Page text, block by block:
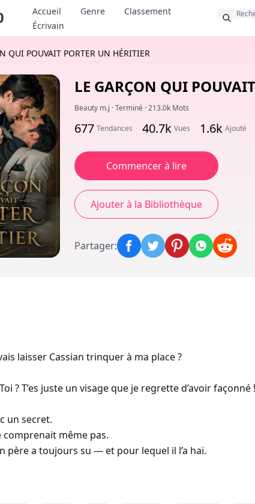
Accueil Genre
Classement
Écrivain
Bonus
QUI POUVAIT PORTER UN HÉRITIER
LE GARÇON QUI
Beauty m.j ·Terminé ·213.0k Mots
677 Tendances 40.7k Vues 1.6k Ajouté
Commencer à lire
Ajouter à la Bibliothèque
Partager:
laisser Cassian trinquer à ma place ?
? T’es juste un visage que je regrette d’avoir façonné
un secret.
comprenait même pas.
père a toujours su — et pour lequel il l’a haï.